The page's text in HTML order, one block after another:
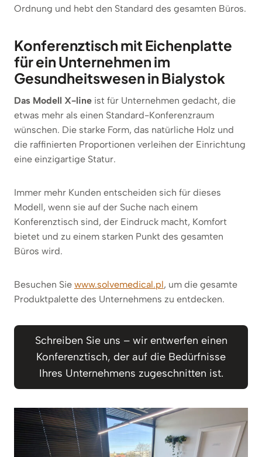
Ordnung und hebt den Standard des gesamten Büros.
Konferenztisch mit Eichenplatte
für ein Unternehmen im
Gesundheitswesen in Bialystok
Das Modell X-line ist für Unternehmen gedacht, die
etwas mehr als einen Standard-Konferenzraum
wünschen. Die starke Form, das natürliche Holz und
die raffinierten Proportionen verleihen der Einrichtung
eine einzigartige Statur.
Immer mehr Kunden entscheiden sich für dieses
Modell, wenn sie auf der Suche nach einem
Konferenztisch sind, der Eindruck macht, Komfort
bietet und zu einem starken Punkt des gesamten
Büros wird.
Besuchen Sie www.solvemedical.pl, um die gesamte
Produktpalette des Unternehmens zu entdecken.
Schreiben Sie uns – wir entwerfen einen
Konferenztisch, der auf die Bedürfnisse
Ihres Unternehmens zugeschnitten ist.